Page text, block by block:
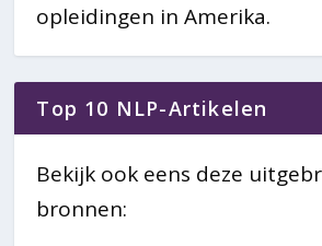
opleidingen in Amerika.
Top 10 NLP-Artikelen
Bekijk ook eens deze
bronnen: